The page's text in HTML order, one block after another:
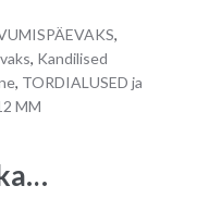
,
, Kandilised
, TORDIALUSED ja
MM